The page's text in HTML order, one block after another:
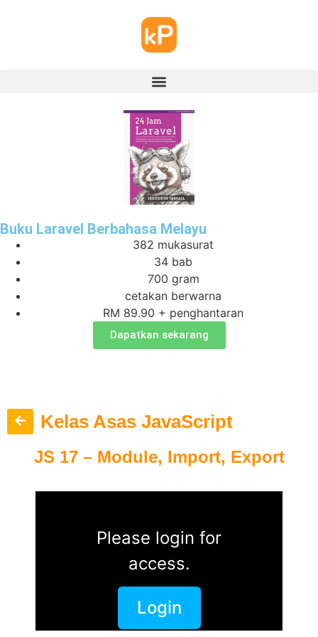
Buku Laravel Berbahasa Melayu
382 mukasurat
34 bab
700 gram
cetakan berwarna
RM 89.90 + penghantaran
Dapatkan sekarang
Kelas Asas JavaScript
JS 17 – Module, Import, Export
Please login for
access.
Login